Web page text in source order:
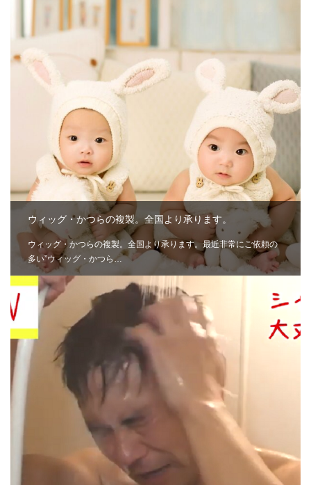
ウィッグ・かつらの複製。全国より承ります。
ウィッグ・かつらの複製。全国より承ります。最近非常にご依頼の
多い”ウィッグ・かつら…